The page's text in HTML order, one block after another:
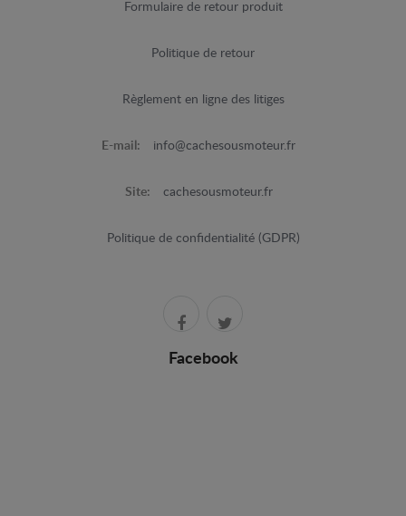
Formulaire de retour produit
Politique de retour
Règlement en ligne des litiges
E-mail: info@cachesousmoteur.fr
Site: cachesousmoteur.fr
Politique de confidentialité (GDPR)
Facebook